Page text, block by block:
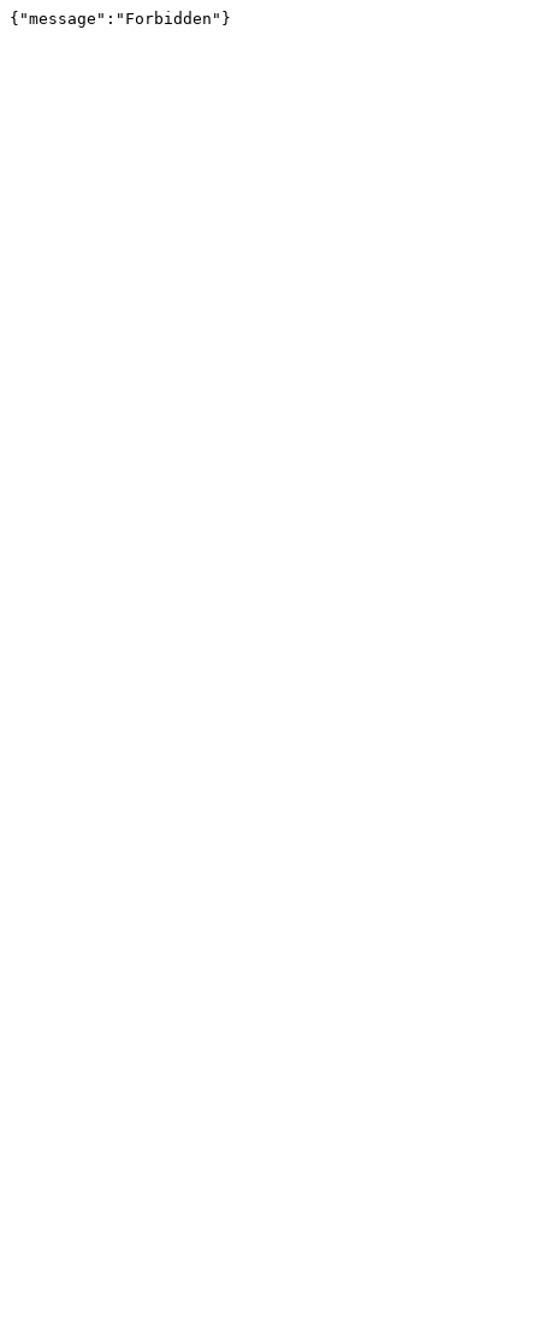
{"message":"Forbidden"}